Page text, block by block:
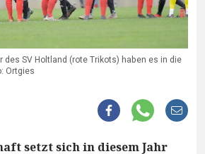
des SV Holtland (rote Trikots) haben es in die
Ortgies
setzt sich in diesem Jahr